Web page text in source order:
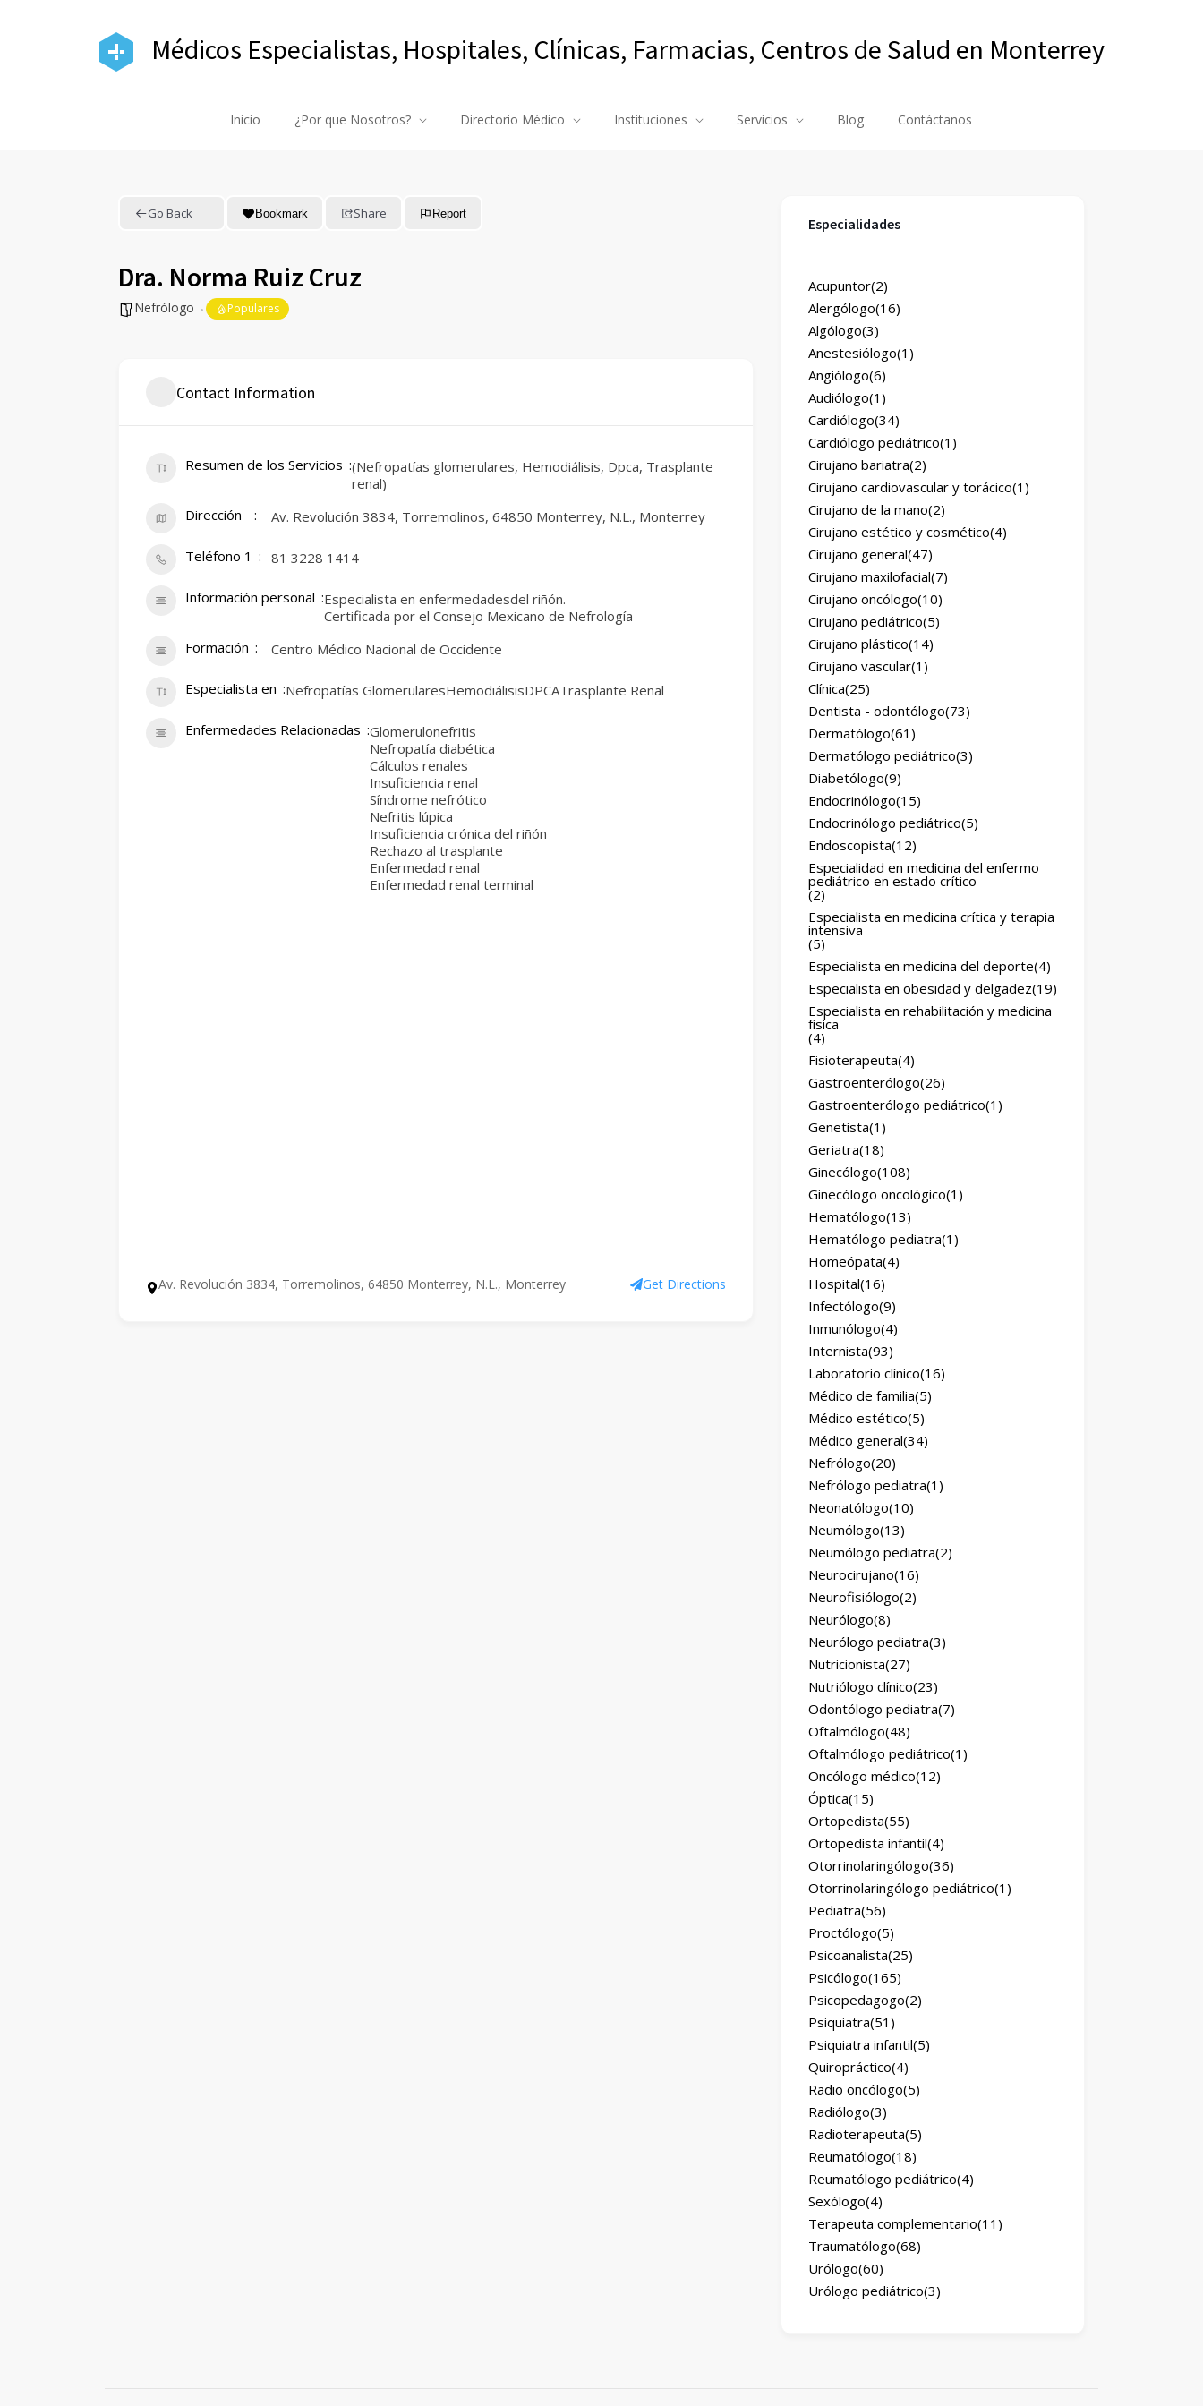
Médicos Especialistas, Hospitales, Clínicas, Farmacias, Centros de Salud en Monterrey
Inicio ¿Por que Nosotros? Directorio Médico Instituciones Servicios Blog Contáctanos
Go Back Bookmark Share Report
Dra. Norma Ruiz Cruz
Nefrólogo Populares
Contact Information
Resumen de los Servicios (Nefropatías glomerulares, Hemodiálisis, Dpca, Trasplante
renal)
Dirección
Av. Revolución 3834, Torremolinos, 64850 Monterrey, N.L., Monterrey
Teléfono 1 81 3228 1414
Información personal Especialista en enfermedadesdel riñón.
Certificada por el Consejo Mexicano de Nefrología
Formación
Centro Médico Nacional de Occidente
Especialista en Nefropatías GlomerularesHemodiálisisDPCATrasplante Renal
Enfermedades Relacionadas Glomerulonefritis
Nefropatía diabética
Cálculos renales
Insuficiencia renal
Síndrome nefrótico
Nefritis lúpica
Insuficiencia crónica del riñón
Rechazo al trasplante
Enfermedad renal
Enfermedad renal terminal
Av. Revolución 3834, Torremolinos, 64850 Monterrey, N.L., Monterrey Get Directions
Especialidades
Acupuntor(2)
Alergólogo(16)
Algólogo(3)
Anestesiólogo(1)
Angiólogo(6)
Audiólogo(1)
Cardiólogo(34)
Cardiólogo pediátrico(1)
Cirujano bariatra(2)
Cirujano cardiovascular y torácico(1)
Cirujano de la mano(2)
Cirujano estético y cosmético(4)
Cirujano general(47)
Cirujano maxilofacial(7)
Cirujano oncólogo(10)
Cirujano pediátrico(5)
Cirujano plástico(14)
Cirujano vascular(1)
Clínica(25)
Dentista - odontólogo(73)
Dermatólogo(61)
Dermatólogo pediátrico(3)
Diabetólogo(9)
Endocrinólogo(15)
Endocrinólogo pediátrico(5)
Endoscopista(12)
Especialidad en medicina del enfermo
pediátrico en estado crítico
(2)
Especialista en medicina crítica y terapia
intensiva
(5)
Especialista en medicina del deporte(4)
Especialista en obesidad y delgadez(19)
Especialista en rehabilitación y medicina
física
(4)
Fisioterapeuta(4)
Gastroenterólogo(26)
Gastroenterólogo pediátrico(1)
Genetista(1)
Geriatra(18)
Ginecólogo(108)
Ginecólogo oncológico(1)
Hematólogo(13)
Hematólogo pediatra(1)
Homeópata(4)
Hospital(16)
Infectólogo(9)
Inmunólogo(4)
Internista(93)
Laboratorio clínico(16)
Médico de familia(5)
Médico estético(5)
Médico general(34)
Nefrólogo(20)
Nefrólogo pediatra(1)
Neonatólogo(10)
Neumólogo(13)
Neumólogo pediatra(2)
Neurocirujano(16)
Neurofisiólogo(2)
Neurólogo(8)
Neurólogo pediatra(3)
Nutricionista(27)
Nutriólogo clínico(23)
Odontólogo pediatra(7)
Oftalmólogo(48)
Oftalmólogo pediátrico(1)
Oncólogo médico(12)
Óptica(15)
Ortopedista(55)
Ortopedista infantil(4)
Otorrinolaringólogo(36)
Otorrinolaringólogo pediátrico(1)
Pediatra(56)
Proctólogo(5)
Psicoanalista(25)
Psicólogo(165)
Psicopedagogo(2)
Psiquiatra(51)
Psiquiatra infantil(5)
Quiropráctico(4)
Radio oncólogo(5)
Radiólogo(3)
Radioterapeuta(5)
Reumatólogo(18)
Reumatólogo pediátrico(4)
Sexólogo(4)
Terapeuta complementario(11)
Traumatólogo(68)
Urólogo(60)
Urólogo pediátrico(3)